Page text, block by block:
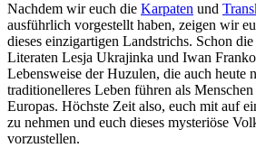
Nachdem wir euch die Karpaten und
ausführlich vorgestellt haben, zeigen wir
dieses einzigartigen Landstrichs. Schon
Literaten Lesja Ukrajinka und Iwan
Lebensweise der Huzulen, die auch heute
traditionelleres Leben führen als
Europas. Höchste Zeit also, euch mit auf
zu nehmen und euch dieses mysteriöse
vorzustellen.